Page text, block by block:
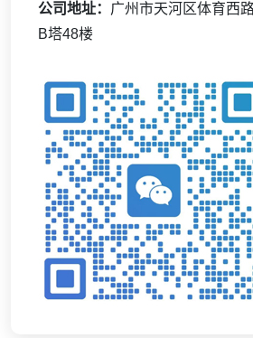
公司地址： 广州市天河区体育西
B塔48楼